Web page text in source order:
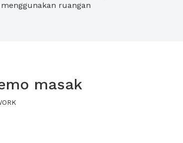
menggunakan ruangan
masak